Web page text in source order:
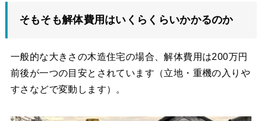
そもそも解体費用はいくらくらいかかるのか
一般的な大きさの木造住宅の場合、解体費用は200万円
前後が一つの目安とされています（立地・重機の入りや
すさなどで変動します）。